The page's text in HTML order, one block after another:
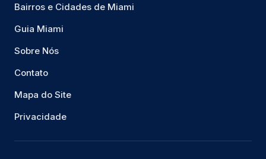
Bairros e Cidades de Miami
Guia Miami
Sobre Nós
Contato
Mapa do Site
Privacidade